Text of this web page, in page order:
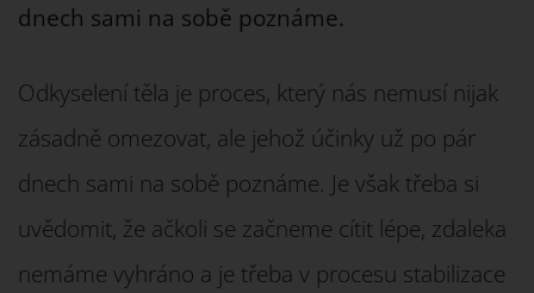
dnech sami na sobě poznáme.
Odkyselení těla je proces, který nás nemusí nijak
zásadně omezovat, ale jehož účinky už po pár
dnech sami na sobě poznáme. Je však třeba si
uvědomit, že ačkoli se začneme cítit lépe, zdaleka
nemáme vyhráno a je třeba v procesu stabilizace